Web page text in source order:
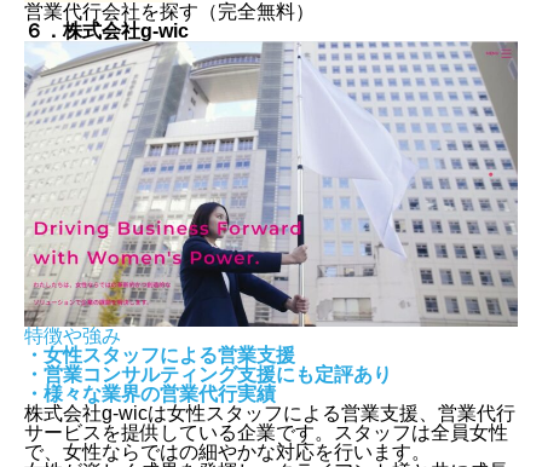
営業代行会社を探す（完全無料）
６．株式会社g-wic
特徴や強み
・女性スタッフによる営業支援
・営業コンサルティング支援にも定評あり
・様々な業界の営業代行実績
株式会社g-wicは女性スタッフによる営業支援、営業代行
サービスを提供している企業です。スタッフは全員女性
で、女性ならではの細やかな対応を行います。